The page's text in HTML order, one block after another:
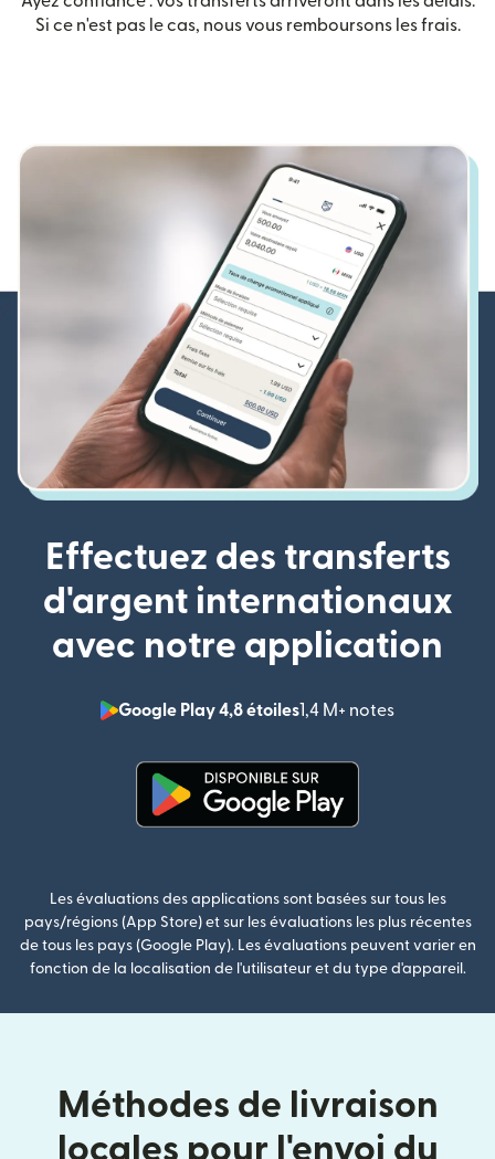
Si ce n'est pas le cas, nous vous remboursons les frais.
Effectuez des transferts
d'argent internationaux
avec notre application
Google Play 4,8 étoiles1,4 M+ notes
Les évaluations des applications sont basées sur tous les
pays/régions (App Store) et sur les évaluations les plus récentes
de tous les pays (Google Play). Les évaluations peuvent varier en
fonction de la localisation de l'utilisateur et du type d'appareil.
Méthodes de livraison
locales pour l'envoi du